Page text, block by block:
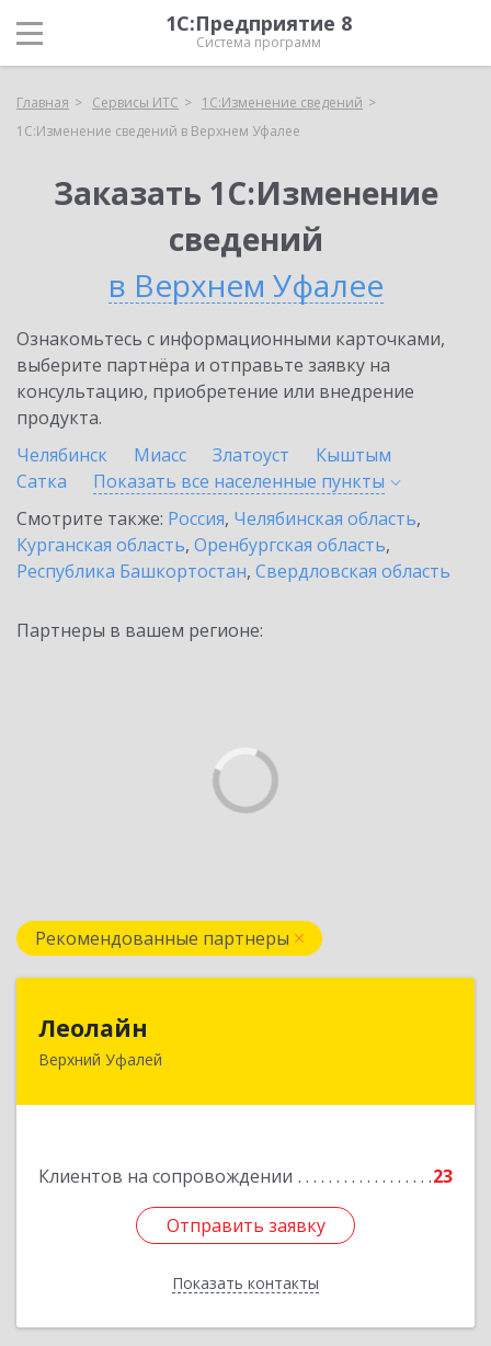
1С:Предприятие 8
Система программ
Главная Сервисы ИТС
1С:Изменение сведений
1С:Изменение сведений в Верхнем Уфалее
Заказать 1С:Изменение
сведений
в Верхнем Уфалее
Ознакомьтесь с информационными карточками,
выберите партнёра и отправьте заявку на
консультацию, приобретение или внедрение
продукта.
Челябинск
Миасс Златоуст
Кыштым
Сатка
Показать все населенные пункты
Смотрите также: Россия, Челябинская область,
Курганская область, Оренбургская область,
Республика Башкортостан, Свердловская область
Партнеры в вашем регионе:
Рекомендованные партнеры
Леолайн
Верхний Уфалей
Клиентов на сопровождении 23
Отправить заявку
Показать контакты
456800, Челябинская обл, Верхний Уфалей г,
Отправить заявку
Назад